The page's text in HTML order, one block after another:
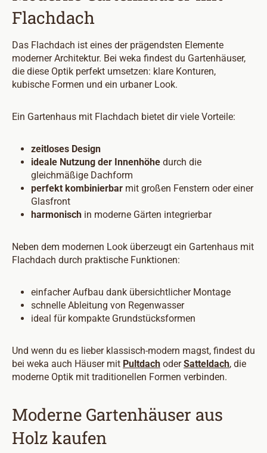
Flachdach
Das Flachdach ist eines der prägendsten Elemente
moderner Architektur. Bei weka findest du Gartenhäuser,
die diese Optik perfekt umsetzen: klare Konturen,
kubische Formen und ein urbaner Look.
Ein Gartenhaus mit Flachdach bietet dir viele Vorteile:
zeitloses Design
ideale Nutzung der Innenhöhe durch die
gleichmäßige Dachform
perfekt kombinierbar mit großen Fenstern oder einer
Glasfront
harmonisch in moderne Gärten integrierbar
Neben dem modernen Look überzeugt ein Gartenhaus mit
Flachdach durch praktische Funktionen:
einfacher Aufbau dank übersichtlicher Montage
schnelle Ableitung von Regenwasser
ideal für kompakte Grundstücksformen
Und wenn du es lieber klassisch-modern magst, findest du
bei weka auch Häuser mit Pultdach oderSatteldach, die
moderne Optik mit traditionellen Formen verbinden.
Moderne Gartenhäuser aus
Holz kaufen